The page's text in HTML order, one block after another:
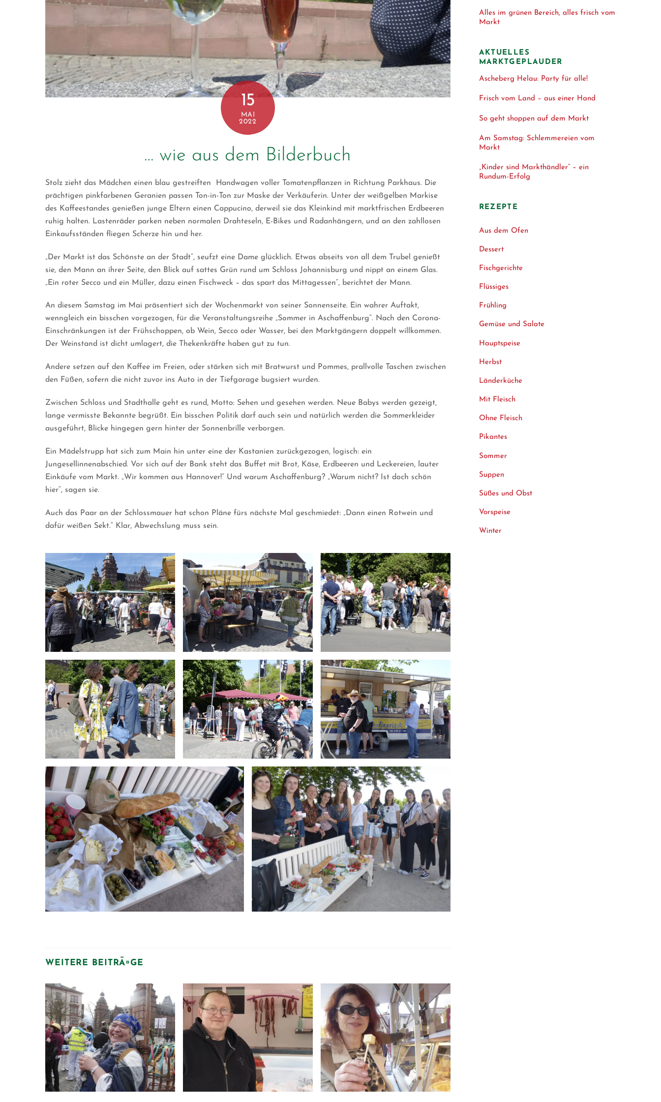
15
MAI
2022
… wie aus dem Bilderbuch
Stolz zieht das Mädchen einen blau gestreiften Handwagen voller Tomatenpflanzen in Richtung Parkhaus. Die
prächtigen pinkfarbenen Geranien passen Ton-in-Ton zur Maske der Verkäuferin. Unter der weißgelben Markise
des Kaffeestandes genießen junge Eltern einen Cappucino, derweil sie das Kleinkind mit marktfrischen Erdbeeren
ruhig halten. Lastenräder parken neben normalen Drahteseln, E-Bikes und Radanhängern, und an den zahllosen
Einkaufsständen fliegen Scherze hin und her.
„Der Markt ist das Schönste an der Stadt“, seufzt eine Dame glücklich. Etwas abseits von all dem Trubel genießt
sie, den Mann an ihrer Seite, den Blick auf sattes Grün rund um Schloss Johannisburg und nippt an einem Glas.
„Ein roter Secco und ein Müller, dazu einen Fischweck – das spart das Mittagessen“, berichtet der Mann.
An diesem Samstag im Mai präsentiert sich der Wochenmarkt von seiner Sonnenseite. Ein wahrer Auftakt,
wenngleich ein bisschen vorgezogen, für die Veranstaltungsreihe „Sommer in Aschaffenburg“. Nach den Corona-
Einschränkungen ist der Frühschoppen, ob Wein, Secco oder Wasser, bei den Marktgängern doppelt willkommen.
Der Weinstand ist dicht umlagert, die Thekenkräfte haben gut zu tun.
Andere setzen auf den Kaffee im Freien, oder stärken sich mit Bratwurst und Pommes, prallvolle Taschen zwischen
den Füßen, sofern die nicht zuvor ins Auto in der Tiefgarage bugsiert wurden.
Zwischen Schloss und Stadthalle geht es rund, Motto: Sehen und gesehen werden. Neue Babys werden gezeigt,
lange vermisste Bekannte begrüßt. Ein bisschen Politik darf auch sein und natürlich werden die Sommerkleider
ausgeführt, Blicke hingegen gern hinter der Sonnenbrille verborgen.
Ein Mädelstrupp hat sich zum Main hin unter eine der Kastanien zurückgezogen, logisch: ein
Jungesellinnenabschied. Vor sich auf der Bank steht das Buffet mit Brot, Käse, Erdbeeren und Leckereien, lauter
Einkäufe vom Markt. „Wir kommen aus Hannover!“ Und warum Aschaffenburg? „Warum nicht? Ist doch schön
hier“, sagen sie.
Auch das Paar an der Schlossmauer hat schon Pläne fürs nächste Mal geschmiedet: „Dann einen Rotwein und
dafür weißen Sekt.“ Klar, Abwechslung muss sein.
Alles im grünen Bereich, alles frisch vom
Markt
AKTUELLES
MARKTGEPLAUDER
Ascheberg Helau: Party für alle!
Frisch vom Land – aus einer Hand
So geht shoppen auf dem Markt
Am Samstag: Schlemmereien vom
Markt
„Kinder sind Markthändler“ – ein
Rundum-Erfolg
REZEPTE
Aus dem Ofen
Dessert
Fischgerichte
Flüssiges
Frühling
Gemüse und Salate
Hauptspeise
Herbst
Länderküche
Mit Fleisch
Ohne Fleisch
Pikantes
Sommer
Suppen
Süßes und Obst
Vorspeise
Winter